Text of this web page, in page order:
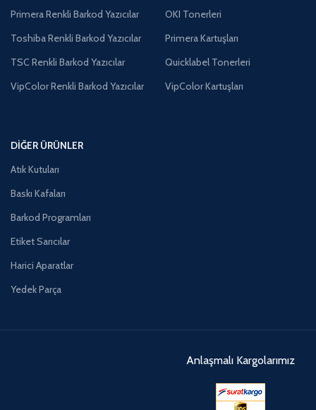
Primera Renkli Barkod Yazıcılar
Toshiba Renkli Barkod Yazıcılar
TSC Renkli Barkod Yazıcılar
VipColor Renkli Barkod Yazıcılar
OKI Tonerleri
Primera Kartuşları
Quicklabel Tonerleri
VipColor Kartuşları
DIĞER ÜRÜNLER
Atık Kutuları
Baskı Kafaları
Barkod Programları
Etiket Sarıcılar
Harici Aparatlar
Yedek Parça
Anlaşmalı Kargolarımız